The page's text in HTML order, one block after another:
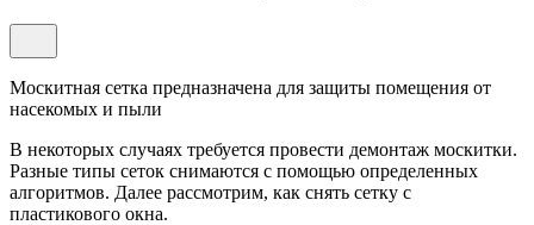
Москитная сетка предназначена для защиты помещения от
насекомых и пыли
В некоторых случаях требуется провести демонтаж москитки.
Разные типы сеток снимаются с помощью определенных
алгоритмов. Далее рассмотрим, как снять сетку с
пластикового окна.